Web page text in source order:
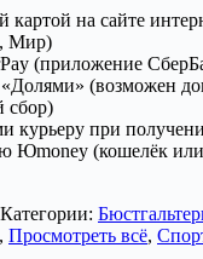
картой на сайте
Мир)
(приложение
(возможен
сбор)
курьеру при
Юmoney (кошелёк или
Категории:
, Просмотреть всё,